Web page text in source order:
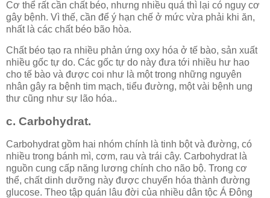
Cơ thể rất cần chất béo, nhưng nhiều quá thì lại có nguy cơ
gây bệnh. Vì thế, cần để ý hạn chế ở mức vừa phải khi ăn,
nhất là các chất béo bão hòa.
Chất béo tạo ra nhiều phản ứng oxy hóa ở tế bào, sản xuất
nhiều gốc tự do. Các gốc tự do này đưa tới nhiều hư hao
cho tế bào và được coi như là một trong những nguyên
nhân gây ra bệnh tim mạch, tiểu đường, một vài bệnh ung
thư cũng như sự lão hóa..
c. Carbohydrat.
Carbohydrat gồm hai nhóm chính là tinh bột và đường, có
nhiều trong bánh mì, cơm, rau và trái cây. Carbohydrat là
nguồn cung cấp năng lương chính cho não bộ. Trong cơ
thể, chất dinh dưỡng này được chuyển hóa thành đường
glucose. Theo tập quán lâu đời của nhiều dân tộc Á Đông